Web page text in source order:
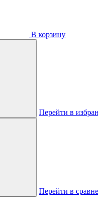
В корзину
Перейти в
Перейти в